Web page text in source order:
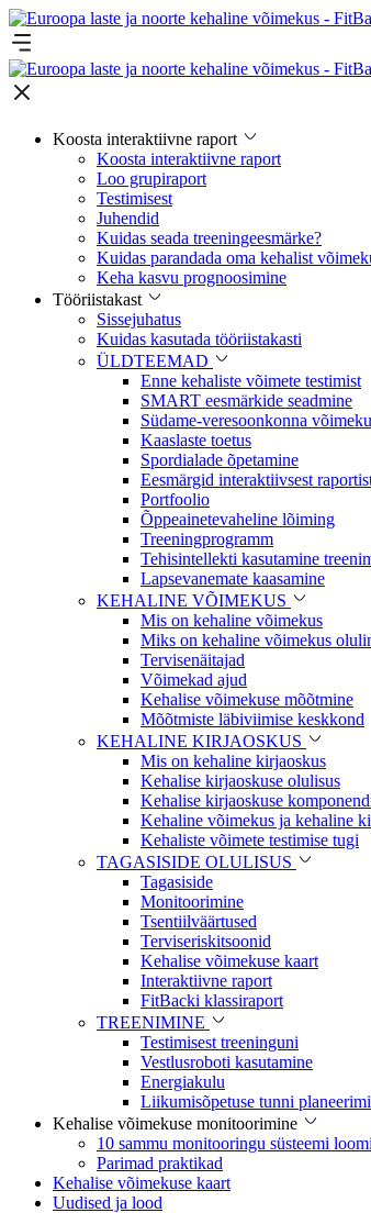
Koosta interaktiivne raport
Koosta interaktiivne raport
Loo grupiraport
Testimisest
Juhendid
Kuidas seada treeningeesmärke?
Kuidas parandada oma kehalist
Keha kasvu prognoosimine
Tööriistakast
Sissejuhatus
Kuidas kasutada tööriistakasti
ÜLDTEEMAD
Enne kehaliste võimete testimist
SMART eesmärkide seadmine
Südame-veresoonkonna
Kaaslaste toetus
Spordialade õpetamine
Eesmärgid interaktiivsest
Portfoolio
Õppeainetevaheline lõiming
Treeningprogramm
Tehisintellekti kasutamine
Lapsevanemate kaasamine
KEHALINE VÕIMEKUS
Mis on kehaline võimekus
Miks on kehaline võimekus
Tervisenäitajad
Võimekad ajud
Kehalise võimekuse mõõtmine
Mõõtmiste läbiviimise keskkond
KEHALINE KIRJAOSKUS
Mis on kehaline kirjaoskus
Kehalise kirjaoskuse olulisus
Kehalise kirjaoskuse
Kehaline võimekus ja kehaline
Kehaliste võimete testimise tugi
TAGASISIDE OLULISUS
Tagasiside
Monitoorimine
Tsentiilväärtused
Terviseriskitsoonid
Kehalise võimekuse kaart
Interaktiivne raport
FitBacki klassiraport
TREENIMINE
Testimisest treeninguni
Vestlusroboti kasutamine
Energiakulu
Liikumisõpetuse tunni
Kehalise võimekuse monitoorimine
10 sammu monitooringu süsteemi
Parimad praktikad
Kehalise võimekuse kaart
Uudised ja lood